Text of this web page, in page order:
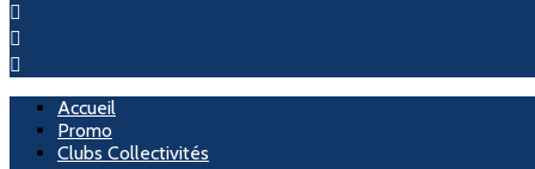



Accueil
Promo
Clubs Collectivités